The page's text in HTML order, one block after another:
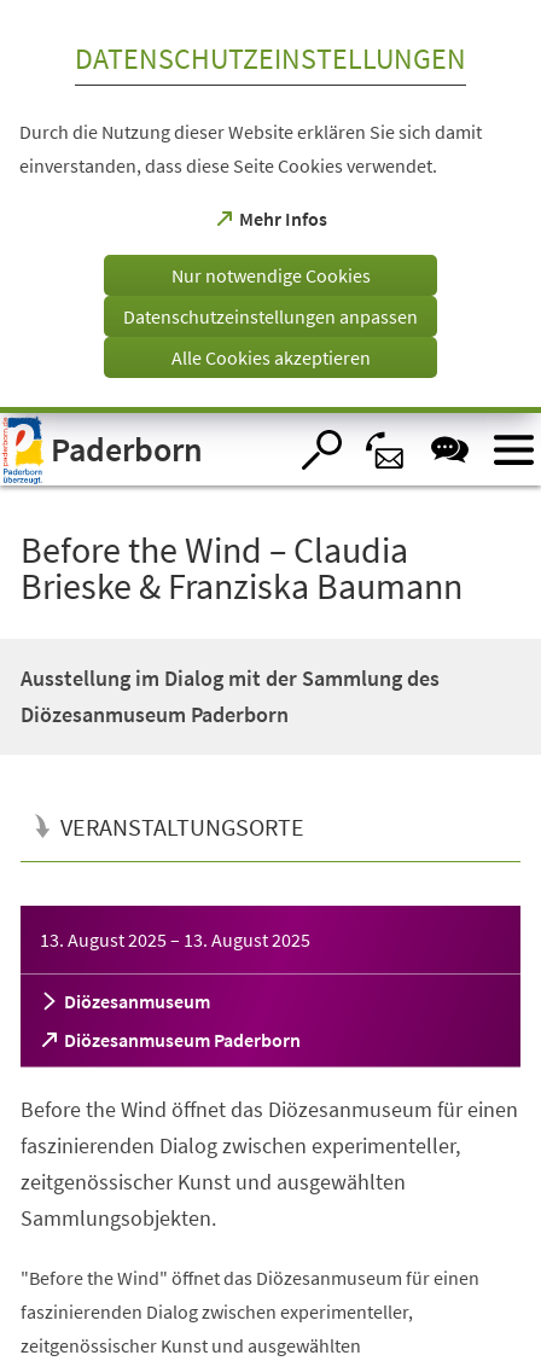
Visuelle
Assistenzsoftware
öffnen.
DATENSCHUTZEINSTELLUNGEN
Durch die Nutzung dieser Website erklären Sie sich damit
einverstanden, dass diese Seite Cookies verwendet.
Mehr Infos
(Öffnet
einem
Tab)
Nur notwendige Cookies
Datenschutzeinstellungen anpassen
Alle Cookies akzeptieren
Paderborn
Before the Wind – Claudia
Brieske & Franziska Baumann
Ausstellung im Dialog mit der Sammlung des
Diözesanmuseum Paderborn
VERANSTALTUNGSORTE
13. August 2025– 13. August 2025
Diözesanmuseum
Diözesanmuseum Paderborn
(Öffnet
in
neuen
Tab)
Before the Wind öffnet das Diözesanmuseum für einen
faszinierenden Dialog zwischen experimenteller,
zeitgenössischer Kunst und ausgewählten
Sammlungsobjekten.
"Before the Wind" öffnet das Diözesanmuseum für einen
faszinierenden Dialog zwischen experimenteller,
zeitgenössischer Kunst und ausgewählten